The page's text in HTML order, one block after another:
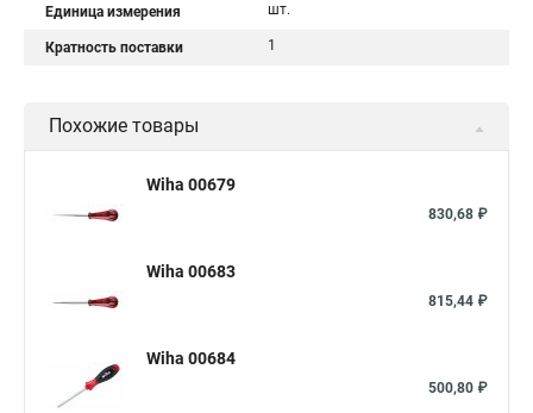
Единица измерения шт.
Кратность поставки 1
Похожие товары
Wiha 00679
830,68 ₽
Wiha 00683
815,44 ₽
Wiha 00684
500,80 ₽